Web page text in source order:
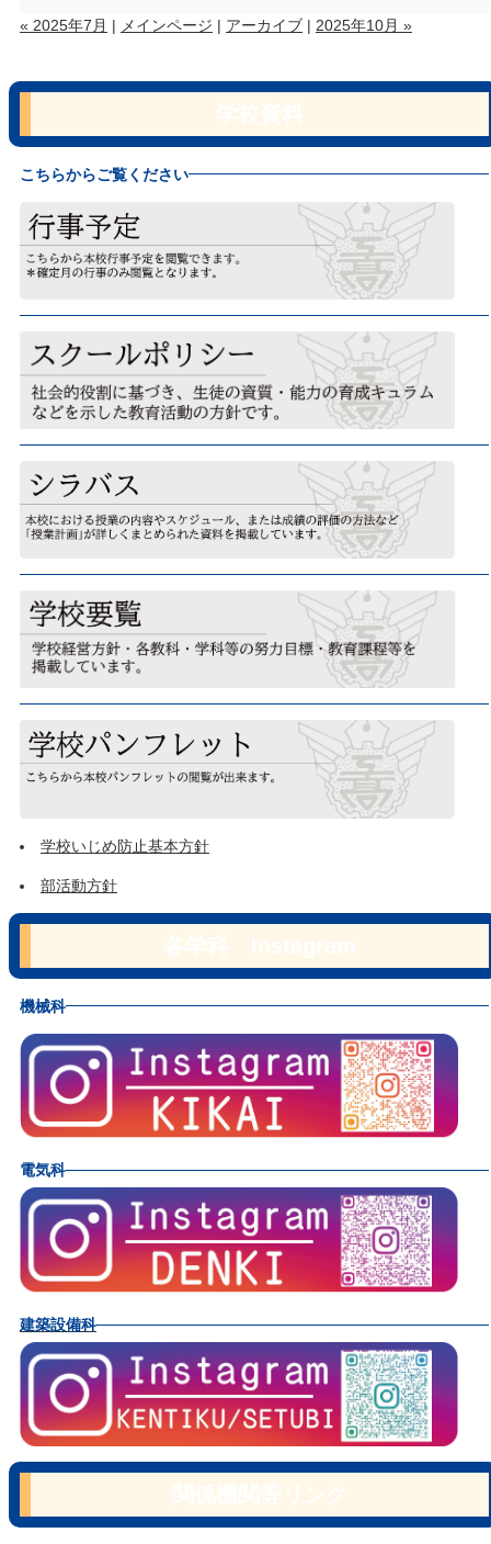
« 2025年7月 | メインページ | アーカイブ | 2025年10月 »
こちらからご覧ください
学校いじめ防止基本方針
部活動方針
機械科
電気科
建築設備科